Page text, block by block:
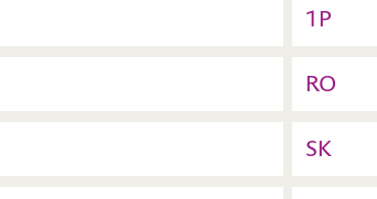
1P
RO
SK